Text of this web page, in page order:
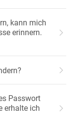
kann mich
erinnern.
Passwort
erhalte ich